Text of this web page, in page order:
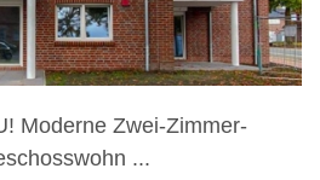
Moderne Zwei-Zimmer-
...